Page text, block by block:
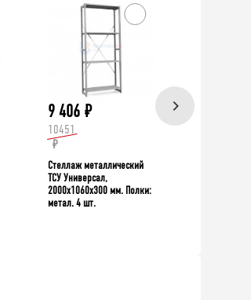
9 406 ₽
10451
₽
Стеллаж металлический
ТСУ Универсал,
2000x1060x300 мм. Полки:
метал. 4 шт.